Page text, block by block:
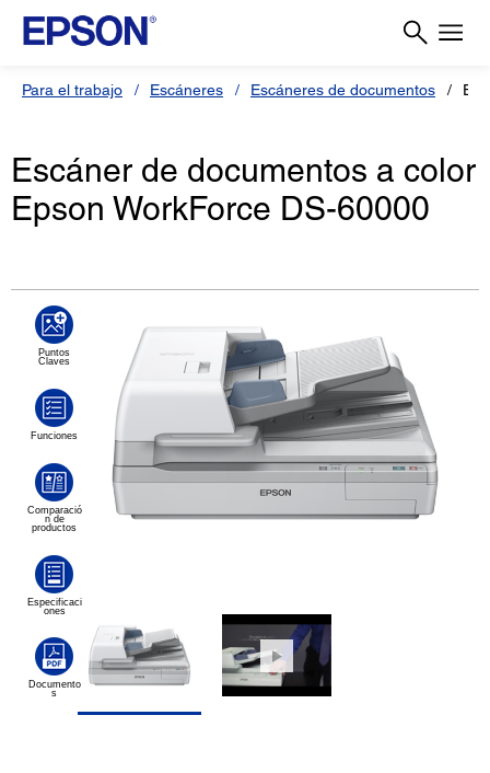
Para el trabajo Escáneres Escáneres de documentos
Escáner de documentos a color
Epson WorkForce DS-60000